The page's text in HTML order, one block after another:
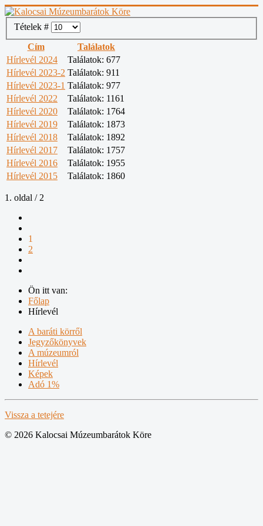
Tételek #
Cím
Találatok
Hírlevél 2024
Találatok: 677
Hírlevél 2023-2 Találatok: 911
Hírlevél 2023-1 Találatok: 977
Hírlevél 2022
Találatok: 1161
Hírlevél 2020
Találatok: 1764
Hírlevél 2019
Találatok: 1873
Hírlevél 2018
Találatok: 1892
Hírlevél 2017
Találatok: 1757
Hírlevél 2016
Találatok: 1955
Hírlevél 2015
Találatok: 1860
1. oldal / 2
1
2
Ön itt van:
Főlap
Hírlevél
A baráti körről
Jegyzőkönyvek
A múzeumról
Hírlevél
Képek
Adó 1%
Vissza a tetejére
© 2026 Kalocsai Múzeumbarátok Köre